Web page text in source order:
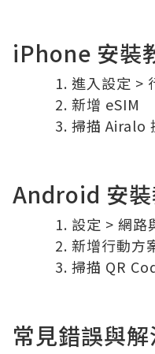
iPhone 安裝
進入設定 >
新增 eSIM
掃描 Airalo
Android 安
設定 > 網路
新增行動方
掃描 QR
常見錯誤與